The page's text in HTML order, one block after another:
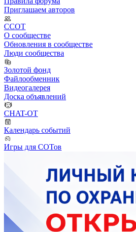
Приглашаем авторов
ССОТ
О сообществе
Обновления в сообществе
Люди сообщества
Золотой фонд
Файлообменник
Видеогалерея
Доска объявлений
CHAT-OT
Календарь событий
Игры для СОТов